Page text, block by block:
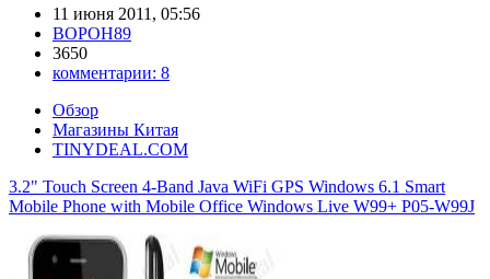
11 июня 2011, 05:56
BOPOH89
3650
комментарии: 8
Обзор
Магазины Китая
TINYDEAL.COM
3.2" Touch Screen 4-Band Java WiFi GPS Windows 6.1 Smart
Mobile Phone with Mobile Office Windows Live W99+ P05-W99J